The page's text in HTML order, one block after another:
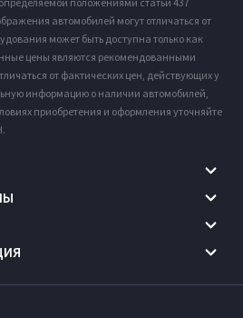
автомобилей могут отличаться от
может быть доступна только как
цены являются рекомендованными
от фактических цен, действующих у
информацию о наличии автомобилей,
приобретения и оформления уточняйте